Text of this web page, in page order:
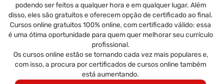
podendo ser feitos a qualquer hora e em qualquer lugar. Além
disso, eles são gratuitos e oferecem opção de certificado ao final.
Cursos online gratuitos 100% online, com certificado válido: essa
é uma ótima oportunidade para quem quer melhorar seu currículo
profissional.
Os cursos online estão se tornando cada vez mais populares e,
com isso, a procura por certificados de cursos online também
está aumentando.